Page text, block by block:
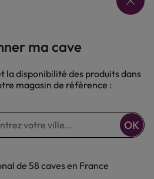
LA SANTÉ, À CONSOMMER AVEC MODÉRATION.
ma cave
la disponibilité des produits dans
magasin de référence :
OK
de 58 caves en France